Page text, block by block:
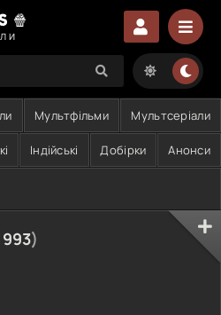
Мультфільми Мультсеріали
Індійські Добірки Анонси
)